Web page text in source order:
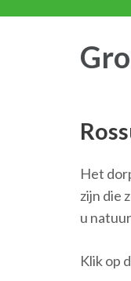
Het
zijn die
u
Klik op